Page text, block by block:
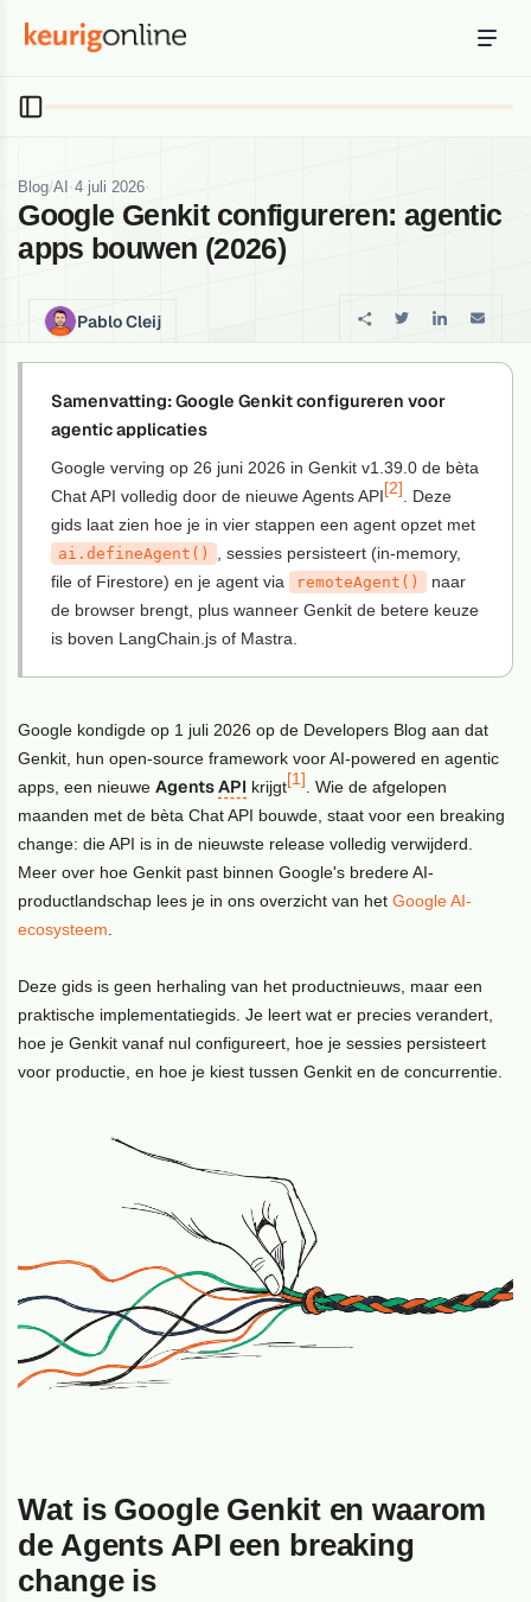
Domeinnaam
Registreer je domein
Support & kennisbank
Blog & tools
Webmail
Je mail bekijken in een online omgeving
Blog/AI ·4 juli 2026·
Google Genkit configureren: agentic
apps bouwen (2026)
Pablo Cleij
Samenvatting: Google Genkit configureren voor
agentic applicaties
Google verving op 26 juni 2026 in Genkit v1.39.0 de bèta
Chat API volledig door de nieuwe Agents API[2] . Deze
gids laat zien hoe je in vier stappen een agent opzet met
ai.defineAgent()
, sessies persisteert (in-memory,
file of Firestore) en je agent via
remoteAgent()
naar
de browser brengt, plus wanneer Genkit de betere keuze
is boven LangChain.js of Mastra.
Google kondigde op 1 juli 2026 op de Developers Blog aan dat
Genkit, hun open-source framework voor AI-powered en agentic
apps, een nieuweAgentsAPI krijgt[1] . Wie de afgelopen
maanden met de bèta Chat API bouwde, staat voor een breaking
change: die API is in de nieuwste release volledig verwijderd.
Meer over hoe Genkit past binnen Google's bredere AI-
productlandschap lees je in ons overzicht van hetGoogle AI-
ecosysteem
Deze gids is geen herhaling van het productnieuws, maar een
praktische implementatiegids. Je leert wat er precies verandert,
hoe je Genkit vanaf nul configureert, hoe je sessies persisteert
voor productie, en hoe je kiest tussen Genkit en de concurrentie.
Wat is Google Genkit en waarom
de Agents API een breaking
change is